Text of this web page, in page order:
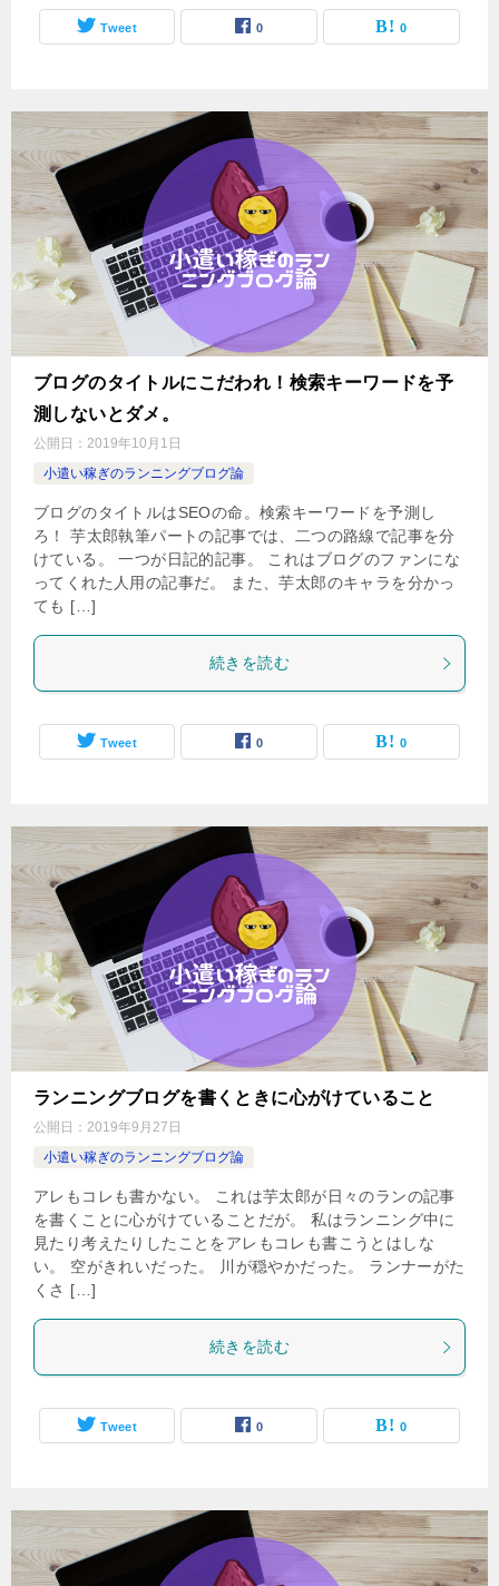
Tweet 0 0
ブログのタイトルにこだわれ！検索キーワードを予
測しないとダメ。
公開日： 2019年10月1日
小遣い稼ぎのランニングブログ論
ブログのタイトルはSEOの命。検索キーワードを予測し
ろ！ 芋太郎執筆パートの記事では、二つの路線で記事を分
けている。 一つが日記的記事。 これはブログのファンにな
ってくれた人用の記事だ。 また、芋太郎のキャラを分かっ
ても […]
続きを読む
Tweet 0 0
ランニングブログを書くときに心がけていること
公開日： 2019年9月27日
小遣い稼ぎのランニングブログ論
アレもコレも書かない。 これは芋太郎が日々のランの記事
を書くことに心がけていることだが。 私はランニング中に
見たり考えたりしたことをアレもコレも書こうとはしな
い。 空がきれいだった。 川が穏やかだった。 ランナーがた
くさ […]
続きを読む
Tweet 0 0